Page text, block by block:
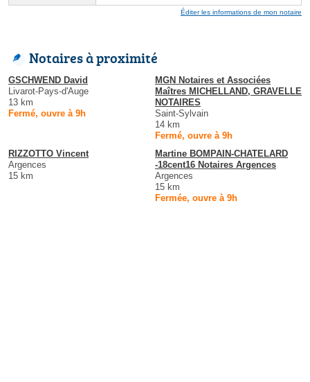
Éditer les informations de mon notaire
Notaires à proximité
GSCHWEND David
Livarot-Pays-d'Auge
13 km
Fermé, ouvre à 9h
MGN Notaires et Associées
Maîtres MICHELLAND, GRAVELLE
NOTAIRES
Saint-Sylvain
14 km
Fermé, ouvre à 9h
RIZZOTTO Vincent
Argences
15 km
Martine BOMPAIN-CHATELARD
-18cent16 Notaires Argences
Argences
15 km
Fermée, ouvre à 9h